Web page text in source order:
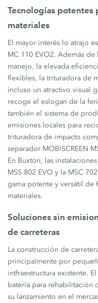
Tecnologías potentes
materiales
El mayor interés lo atrajo
MC 110 EVO2. Además
manejo, la elevada
flexibles, la trituradora de
incluso un atractivo visual
recoge el eslogan de la
también el sistema de
emisiones locales para
trituradora de impacto
separador MOBISCREEN
En Buxton, las
MSS 802 EVO y la MSC
gama potente y versátil de
materiales.
Soluciones sin
de carreteras
La construcción de
principalmente por
intfraestructura existente.
batería para rehabilitación
su lanzamiento en el